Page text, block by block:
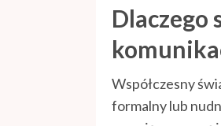
Dlaczego
Współczesny
formalny lub